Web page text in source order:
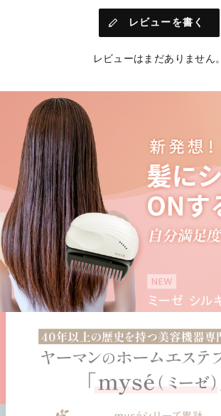
レビューを書く
レビューはまだありません。